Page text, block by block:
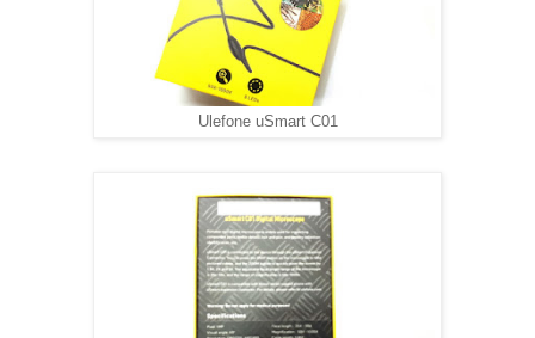
Ulefone uSmart C01